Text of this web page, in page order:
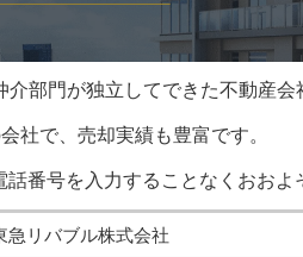
部門が独立してできた不動産会
社で、売却実績も豊富です。
番号を入力することなくおお
急リバブル株式会社